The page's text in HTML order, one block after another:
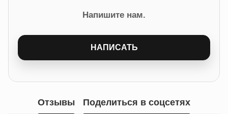
Напишите нам.
НАПИСАТЬ
Отзывы Поделиться в соцсетях